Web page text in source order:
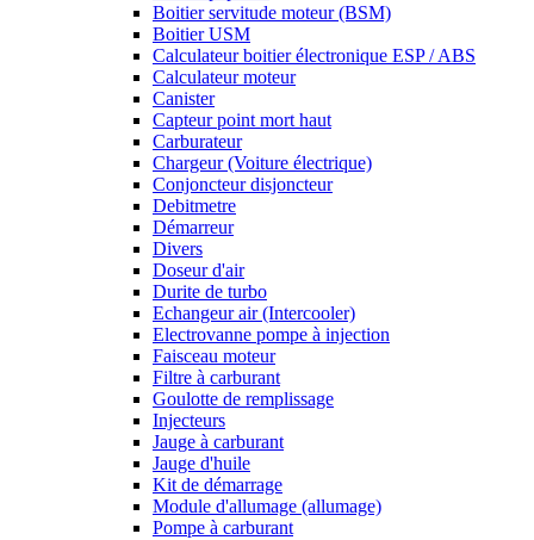
Boitier servitude moteur (BSM)
Boitier USM
Calculateur boitier électronique ESP / ABS
Calculateur moteur
Canister
Capteur point mort haut
Carburateur
Chargeur (Voiture électrique)
Conjoncteur disjoncteur
Debitmetre
Démarreur
Divers
Doseur d'air
Durite de turbo
Echangeur air (Intercooler)
Electrovanne pompe à injection
Faisceau moteur
Filtre à carburant
Goulotte de remplissage
Injecteurs
Jauge à carburant
Jauge d'huile
Kit de démarrage
Module d'allumage (allumage)
Pompe à carburant